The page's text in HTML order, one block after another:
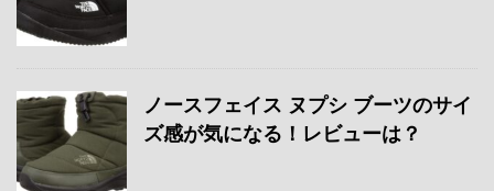
ノースフェイス ヌプシ ブーツのサイ
ズ感が気になる！レビューは？